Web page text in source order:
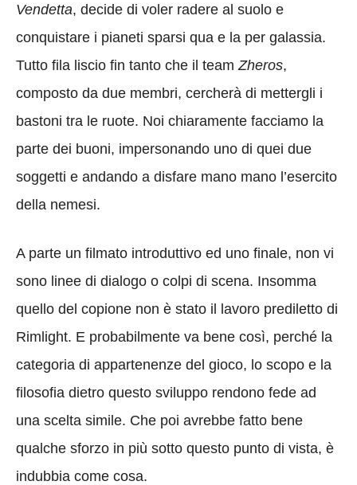
Vendetta, decide di voler radere al suolo e
conquistare i pianeti sparsi qua e la per galassia.
Tutto fila liscio fin tanto che il team Zheros,
composto da due membri, cercherà di mettergli i
bastoni tra le ruote. Noi chiaramente facciamo la
parte dei buoni, impersonando uno di quei due
soggetti e andando a disfare mano mano l’esercito
della nemesi.
A parte un filmato introduttivo ed uno finale, non vi
sono linee di dialogo o colpi di scena. Insomma
quello del copione non è stato il lavoro prediletto di
Rimlight. E probabilmente va bene così, perché la
categoria di appartenenze del gioco, lo scopo e la
filosofia dietro questo sviluppo rendono fede ad
una scelta simile. Che poi avrebbe fatto bene
qualche sforzo in più sotto questo punto di vista, è
indubbia come cosa.